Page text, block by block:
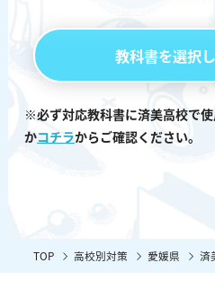
教科書を選択
※必ず対応教科書に済美高校で
かコチラからご確認ください。
TOP 高校別対策 愛媛県 済